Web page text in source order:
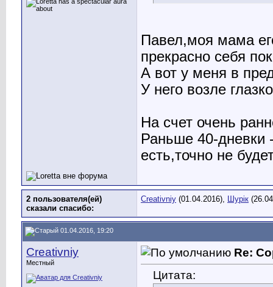
Павел,моя мама
прекрасно себя
А вот у меня в
У него возле
На счет очень
Раньше 40-дневки
есть,точно не
2 пользователя(ей)
сказали cпасибо:
Creativniy (01.04.2016), Шурік
01.04.2016, 19:20
Creativniy
Местный
Re:
Цитата: